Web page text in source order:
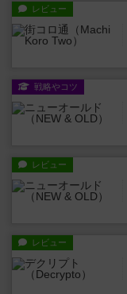
レビュー
戦略やコツ
レビュー
レビュー